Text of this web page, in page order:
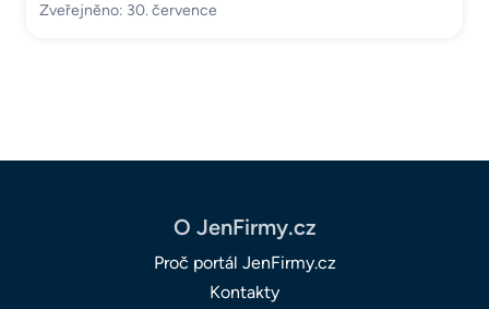
Zveřejněno: 30. července
O JenFirmy.cz
Proč portál JenFirmy.cz
Kontakty